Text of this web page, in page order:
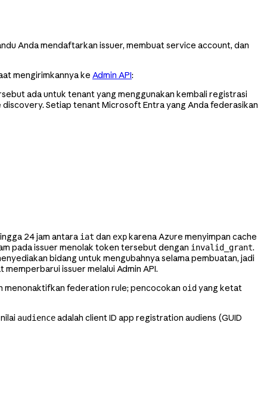
Anda mendaftarkan issuer, membuat service account, dan
mengirimkannya ke Admin API:
ada untuk tenant yang menggunakan kembali registrasi
discovery. Setiap tenant Microsoft Entra yang Anda federasikan
24 jam antara iat dan expkarena Azure menyimpan cache
pada issuer menolak token tersebut dengan invalid_grant.
bidang untuk mengubahnya selama pembuatan, jadi
memperbarui issuer melalui Admin API.
menonaktifkan federation rule; pencocokan oid yang ketat
audienceadalah client ID app registration audiens (GUID